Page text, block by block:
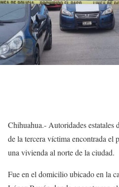
Chihuahua.- Autoridades estatales
de la tercera víctima encontrada el
una vivienda al norte de la ciudad.
Fue en el domicilio ubicado en la